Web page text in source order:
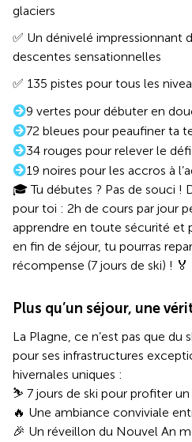
glaciers
✅ Un dénivelé impressionnant
descentes sensationnelles
✅ 135 pistes pour tous les
9 vertes pour débuter en
72 bleues pour peaufiner ta
34 rouges pour relever le défi
19 noires pour les accros à
🎓 Tu débutes ? Pas de souci !
pour toi : 2h de cours par jour
apprendre en toute sécurité et
en fin de séjour, tu pourras
récompense (7 jours de ski) ! 🏅
Plus qu’un séjour, une
La Plagne, ce n’est pas que
pour ses infrastructures
hivernales uniques :
⛷️ 7 jours de ski pour profiter un
🔥 Une ambiance conviviale
🎉 Un réveillon du Nouvel An